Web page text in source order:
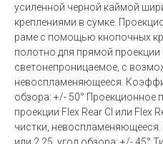
усиленной черной каймой
креплениями в сумке.
раме с помощью кнопочных
полотно для прямой проекции
светонепроницаемое, с
невоспламеняющееся.
обзора: +/- 50° Проекционное
проекции Flex Rear CI или Flex
чистки,
или 2,25, угол обзора: +/- 45°